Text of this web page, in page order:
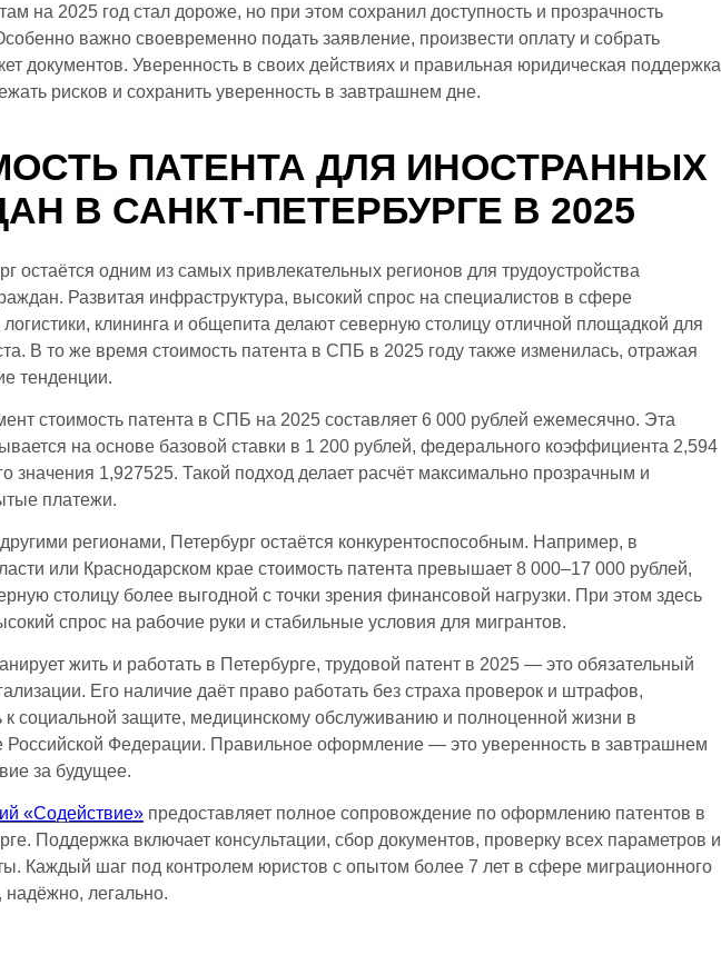
на 2025 год стал дороже, но при этом сохранил доступность и прозрачность
важно своевременно подать заявление, произвести оплату и собрать
документов. Уверенность в своих действиях и правильная юридическая поддержка
рисков и сохранить уверенность в завтрашнем дне.
ПАТЕНТА ДЛЯ ИНОСТРАННЫХ
В САНКТ-ПЕТЕРБУРГЕ В 2025
остаётся одним из самых привлекательных регионов для трудоустройства
Развитая инфраструктура, высокий спрос на специалистов в сфере
логистики, клининга и общепита делают северную столицу отличной площадкой для
В то же время стоимость патента в СПБ в 2025 году также изменилась, отражая
тенденции.
стоимость патента в СПБ на 2025 составляет 6 000 рублей ежемесячно. Эта
на основе базовой ставки в 1 200 рублей, федерального коэффициента 2,594
значения 1,927525. Такой подход делает расчёт максимально прозрачным и
платежи.
регионами, Петербург остаётся конкурентоспособным. Например, в
или Краснодарском крае стоимость патента превышает 8 000–17 000 рублей,
столицу более выгодной с точки зрения финансовой нагрузки. При этом здесь
спрос на рабочие руки и стабильные условия для мигрантов.
жить и работать в Петербурге, трудовой патент в 2025 — это обязательный
Его наличие даёт право работать без страха проверок и штрафов,
к социальной защите, медицинскому обслуживанию и полноценной жизни в
Российской Федерации. Правильное оформление — это уверенность в завтрашнем
за будущее.
«Содействие» предоставляет полное сопровождение по оформлению патентов в
Поддержка включает консультации, сбор документов, проверку всех параметров и
Каждый шаг под контролем юристов с опытом более 7 лет в сфере миграционного
легально.